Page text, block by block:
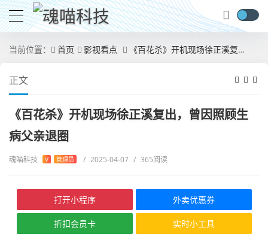
当前位置： 首页 影视看点 《百花杀》开机现场徐正溪复出，曾因照顾生病父亲退圈
正文
《百花杀》开机现场徐正溪复出，曾因照顾生
病父亲退圈
魂喵科技 V 管理员 / 2025-04-07 / 365阅读
打开小程序 外卖优惠券
折扣会员卡 实时小工具